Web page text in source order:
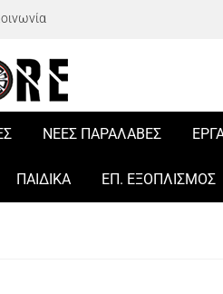
ΝΕΕΣ ΠΑΡΑΛΑΒΕΣ
ΠΑΙΔΙΚΑ ΕΠ. ΕΞΟΠΛΙΣΜΟΣ